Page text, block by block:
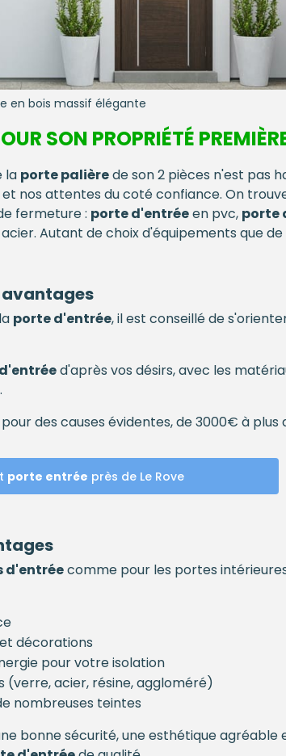
en bois massif élégante
SON PROPRIÉTÉ
la porte palièrede son 2 pièces n'est pas
nos attentes du coté confiance. On
fermeture : porte d'entréeen pvc, porte
Autant de choix d'équipements que
porte d'entrée, il est conseillé de
d'après vos désirs, avec les
des causes évidentes, de 3000€ à plus
porte entrée près de Le Rove
d'entréecomme pour les portes
décorations
pour votre isolation
acier, résine, aggloméré)
nombreuses teintes
bonne sécurité, une esthétique agréable